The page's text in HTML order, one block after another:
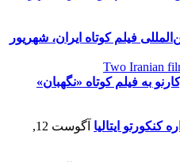
فیلم کوتاه ایران، شهریور
به فیلم کوتاه «نگهبان»
کنکورتو ایتالیا
آگوست 12,